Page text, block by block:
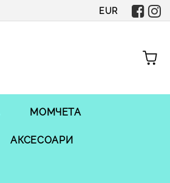
EUR
МОМЧЕТА
АКСЕСОАРИ